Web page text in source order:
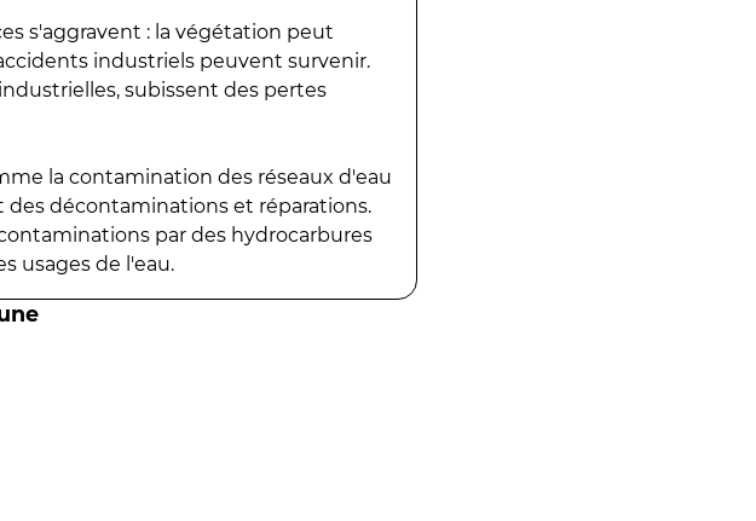
s'aggravent : la végétation peut
industriels peuvent survenir.
subissent des pertes
la contamination des réseaux d'eau
décontaminations et réparations.
par des hydrocarbures
usages de l'eau.